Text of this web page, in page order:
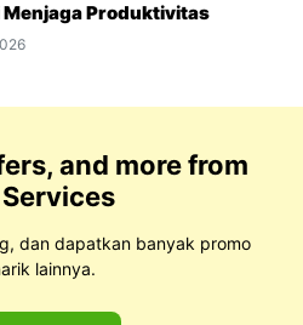
Menjaga Produktivitas
and more from
dan dapatkan banyak promo
lainnya.